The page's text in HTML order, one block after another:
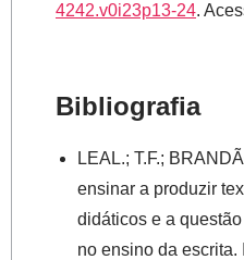
4242.v0i23p13-24.
Bibliografia
LEAL.; T.F.;
ensinar a produzir
didáticos e a
no ensino da escrita.